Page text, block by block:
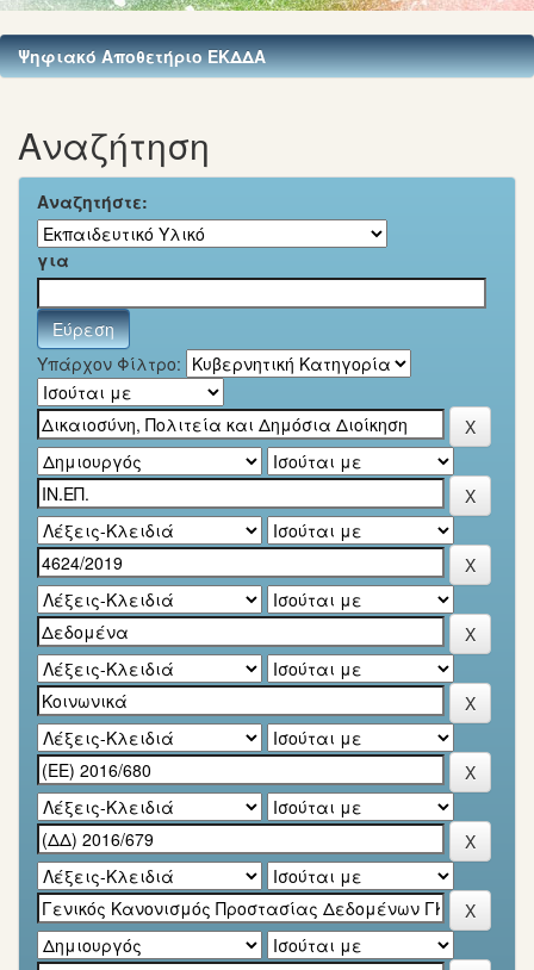
Ψηφιακό Αποθετήριο ΕΚΔΔΑ
Αναζήτηση
Αναζητήστε:
για
Υπάρχον Φίλτρο: